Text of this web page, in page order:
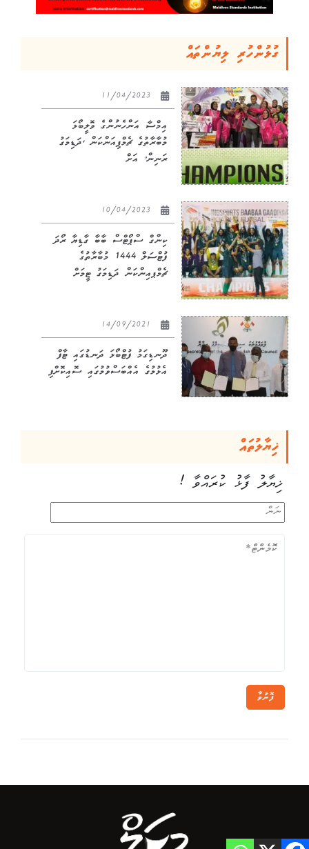
ގުޅުންހުރި ލިޔުންތައް
އިމްސާ އަންހެނުންގެ ވޮލީބޯޅަ
މުބާރާތުގެ ޗެމްޕިއަންކަން ‘ދަޑިމަގު
ރަނިން’ އަށް
ކިންގް ސްޕޯޓްސް ބާބާ ގާޑިޔާ ރޯދަ
ފުޓްސަލް 1444 މުބާރާތުގެ
ޗެމްޕއިންކަން ދަޑިމަގު ޓީމަށް
ދޫނޑިގަމު ފުޓްބޯޅަ ދަނޑުގައި ޓާފް
އެޅުމުގެ އެއްބަސްވުމުގައި ސޮއިކޮށްފި
ޚިޔާލުތައް
ޚިޔާލު ފާޅު ކުރައްވާ !
ފޮނުވާ